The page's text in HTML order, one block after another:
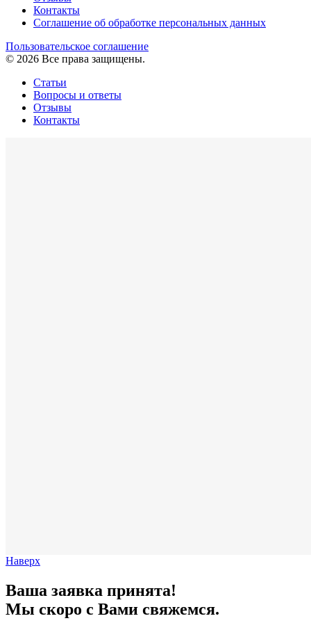
Контакты
Cоглашение об обработке персональных данных
Пользовательское соглашение
© 2026 Все права защищены.
Статьи
Вопросы и ответы
Отзывы
Контакты
Наверх
Ваша заявка принята!
Мы скоро с Вами свяжемся.